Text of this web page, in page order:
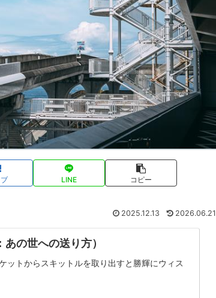
LINE コピー
2025.12.13 2026.06.21
の世への送り方）
ットからスキットルを取り出すと勝輝にウィス